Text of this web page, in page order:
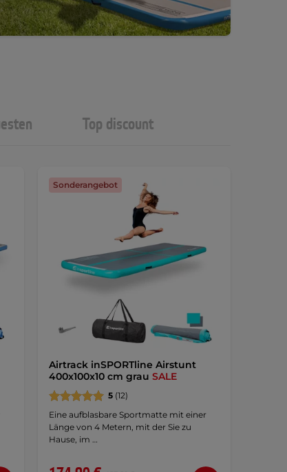
Top discount
Sonderangebot
Airtrack inSPORTline Airstunt
400x100x10 cm grau SALE
5(12)
Eine aufblasbare Sportmatte mit einer
Länge von 4 Metern, mit der Sie zu
Hause, im …